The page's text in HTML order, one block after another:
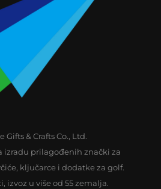
& Crafts Co., Ltd.
izradu prilagođenih znački za
ključarce i dodatke za golf.
izvoz u više od 55 zemalja.